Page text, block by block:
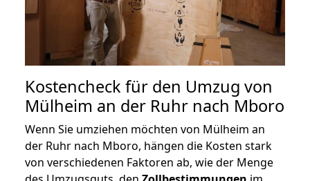
Kostencheck für den Umzug von
Mülheim an der Ruhr nach Mboro
Wenn Sie umziehen möchten von Mülheim an
der Ruhr nach Mboro, hängen die Kosten stark
von verschiedenen Faktoren ab, wie der Menge